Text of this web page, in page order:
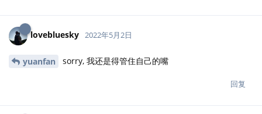
lovebluesky 2022年5月2日
yuanfan sorry, 我还是得管住自己的嘴
回复